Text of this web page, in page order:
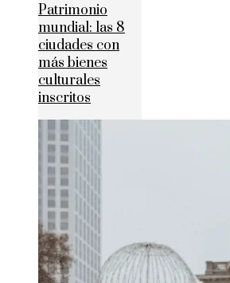
Patrimonio
mundial: las 8
ciudades con
más bienes
culturales
inscritos